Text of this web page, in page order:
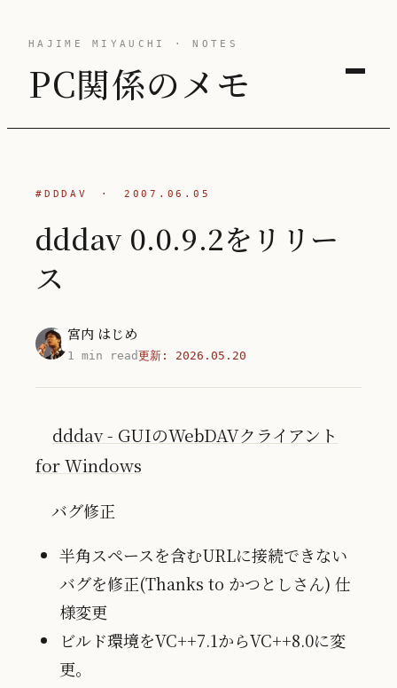
HAJIME MIYAUCHI · NOTES
PC関係のメモ
#DDDAV · 2007.06.05
dddav 0.0.9.2をリリー
ス
宮内 はじめ
1 min read更新: 2026.05.20
dddav - GUIのWebDAVクライアント
for Windows
バグ修正
半角スペースを含むURLに接続できない
バグを修正(Thanks to かつとしさん) 仕
様変更
ビルド環境をVC++7.1からVC++8.0に変
更。